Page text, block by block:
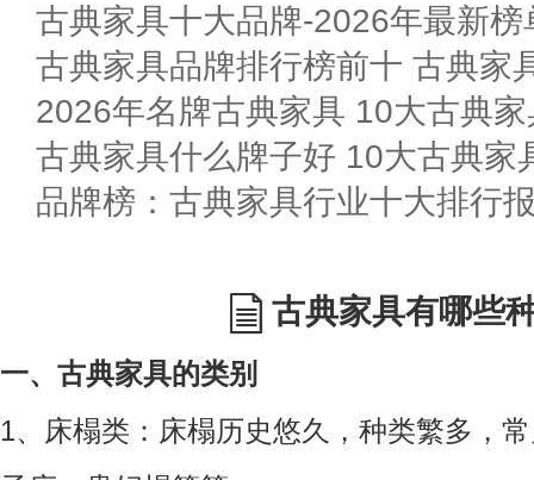
古典家具十大品牌-2026年最新榜
古典家具品牌排行榜前十 古典家
2026年名牌古典家具 10大古典
古典家具什么牌子好 10大古典家
古典家具有哪些
一、古典家具的类别
1、床榻类：床榻历史悠久，种类繁多，